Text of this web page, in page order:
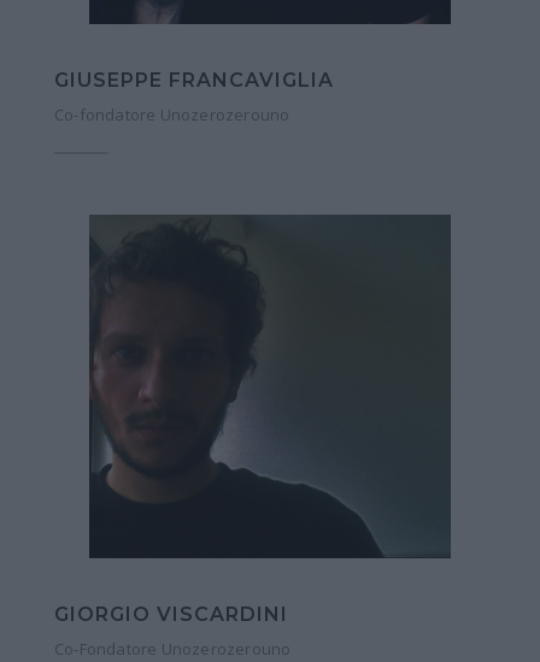
GIUSEPPE FRANCAVIGLIA
Co-fondatore Unozerozerouno
GIORGIO VISCARDINI
Co-Fondatore Unozerozerouno